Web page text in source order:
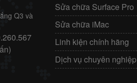
Q3 và
Sửa chữa Surface Pro
Sửa chữa iMac
Linh kiện chính hãng
Dịch vụ chuyên nghiệp